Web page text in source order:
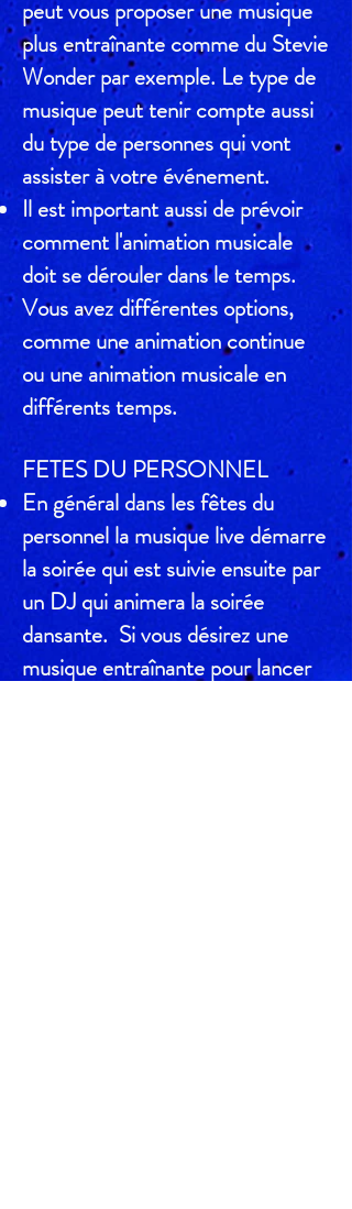
peut vous proposer une musique
plus entraînante comme du Stevie
Wonder par exemple. Le type de
musique peut tenir compte aussi
du type de personnes qui vont
assister à votre événement.
Il est important aussi de prévoir
comment l'animation musicale
doit se dérouler dans le temps.
Vous avez différentes options,
comme une animation continue
ou une animation musicale en
différents temps.
FETES DU PERSONNEL
En général dans les fêtes du
personnel la musique live démarre
la soirée qui est suivie ensuite par
un DJ qui animera la soirée
dansante. Si vous désirez une
musique entraînante pour lancer